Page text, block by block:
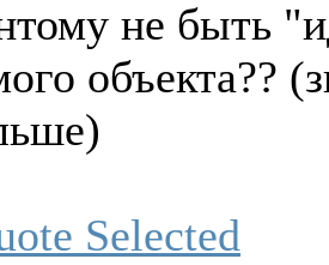
не быть
объекта??